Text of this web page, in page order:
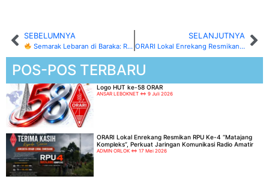
SEBELUMNYA
Semarak Lebaran di Baraka: Ribuan Warga Meriahkan Pawai Obor dari Masjid Raya Nurul Haq
SELANJUTNYA
ORARI Lokal Enrekang Resmikan RPU Ke-4 “Matajang Kompleks”, Perkuat Jaringan Komunikasi Radio Amatir
POS-POS TERBARU
Logo HUT ke-58 ORAR
ANSAR LEBOKNET 9 Juli 2026
ORARI Lokal Enrekang Resmikan RPU Ke-4 “Matajang
Kompleks”, Perkuat Jaringan Komunikasi Radio Amatir
ADMIN ORLOK 17 Mei 2026